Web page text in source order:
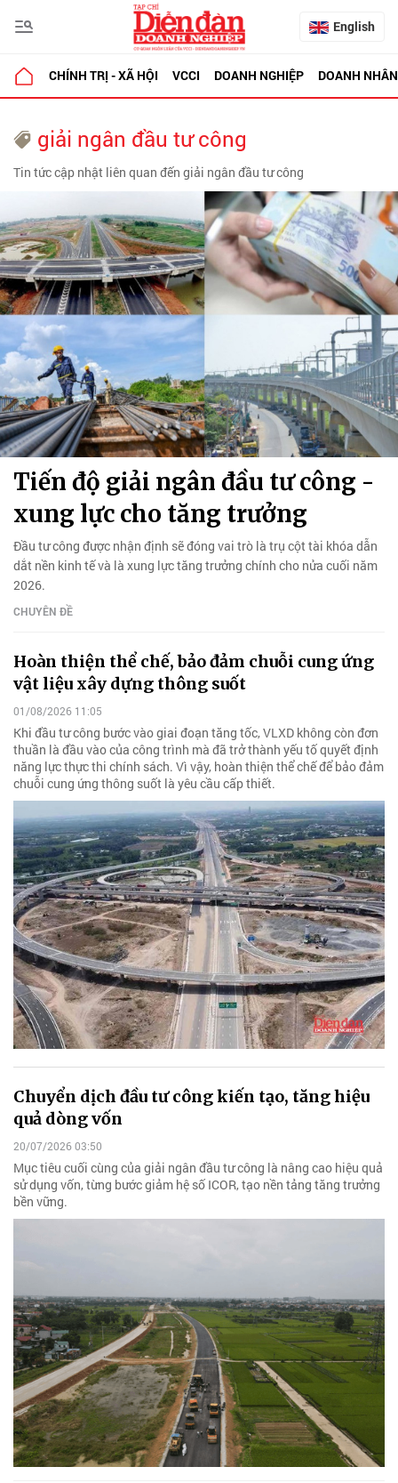
English
CHÍNH TRỊ - XÃ HỘI VCCI DOANH NGHIỆP DOANH NHÂN
giải ngân đầu tư công
Tin tức cập nhật liên quan đến giải ngân đầu tư công
Tiến độ giải ngân đầu tư công -
xung lực cho tăng trưởng
Đầu tư công được nhận định sẽ đóng vai trò là trụ cột tài khóa dẫn
dắt nền kinh tế và là xung lực tăng trưởng chính cho nửa cuối năm
2026.
CHUYÊN ĐỀ
Hoàn thiện thể chế, bảo đảm chuỗi cung ứng
vật liệu xây dựng thông suốt
01/08/2026 11:05
Khi đầu tư công bước vào giai đoạn tăng tốc, VLXD không còn đơn
thuần là đầu vào của công trình mà đã trở thành yếu tố quyết định
năng lực thực thi chính sách. Vì vậy, hoàn thiện thể chế để bảo đảm
chuỗi cung ứng thông suốt là yêu cầu cấp thiết.
Chuyển dịch đầu tư công kiến tạo, tăng hiệu
quả dòng vốn
20/07/2026 03:50
Mục tiêu cuối cùng của giải ngân đầu tư công là nâng cao hiệu quả
sử dụng vốn, từng bước giảm hệ số ICOR, tạo nền tảng tăng trưởng
bền vững.